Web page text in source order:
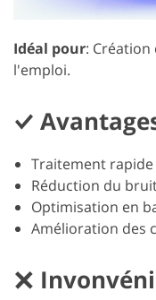
Idéal pour:
l'emploi.
Traitement rapide
Réduction du
Optimisation en
Amélioration des